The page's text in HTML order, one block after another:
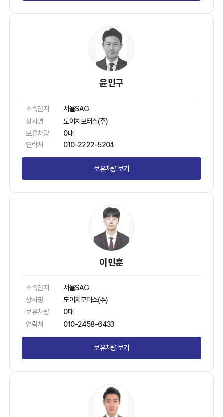
윤민구
소속단지
서울SAG
상사명
도이치모터스(주)
보유차량
0대
연락처
010-2222-5204
보유차량 보기
이민훈
소속단지
서울SAG
상사명
도이치모터스(주)
보유차량
0대
연락처
010-2458-6433
보유차량 보기